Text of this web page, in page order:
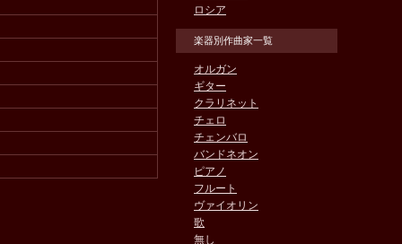
ロシア
楽器別作曲家一覧
オルガン
ギター
クラリネット
チェロ
チェンバロ
バンドネオン
ピアノ
フルート
ヴァイオリン
歌
無し